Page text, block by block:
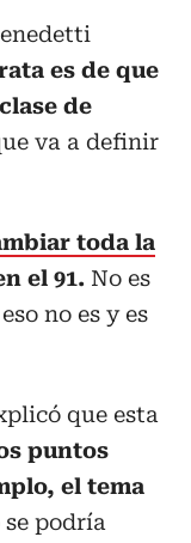
es de que
de
va a definir
toda la
el 91. No es
no es y es
que esta
puntos
el tema
podría